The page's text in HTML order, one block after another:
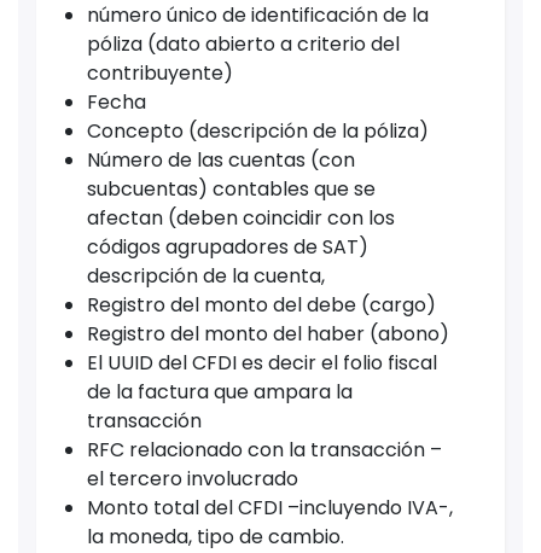
número único de identificación de la
póliza (dato abierto a criterio del
contribuyente)
Fecha
Concepto (descripción de la póliza)
Número de las cuentas (con
subcuentas) contables que se
afectan (deben coincidir con los
códigos agrupadores de SAT)
descripción de la cuenta,
Registro del monto del debe (cargo)
Registro del monto del haber (abono)
El UUID del CFDI es decir el folio fiscal
de la factura que ampara la
transacción
RFC relacionado con la transacción –
el tercero involucrado
Monto total del CFDI –incluyendo IVA-,
la moneda, tipo de cambio.